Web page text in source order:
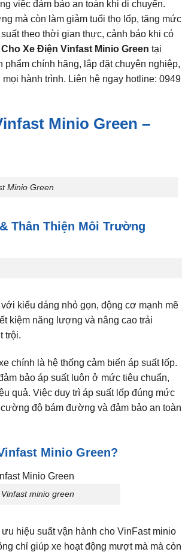
việc đảm bảo an toàn khi di chuyển.
mà còn làm giảm tuổi thọ lốp, tăng mức
theo thời gian thực, cảnh báo khi có
Xe Điện Vinfast Minio Green tại
chính hãng, lắp đặt chuyên nghiệp,
hành trình. Liên hệ ngay hotline: 0949
Minio Green –
Minio Green
Thân Thiện Môi Trường
kiểu dáng nhỏ gọn, động cơ mạnh mẽ
kiệm năng lượng và nâng cao trải
trội.
chính là hệ thống cảm biến áp suất lốp.
bảo áp suất luôn ở mức tiêu chuẩn,
quả. Việc duy trì áp suất lốp đúng mức
độ bám đường và đảm bảo an toàn
Minio Green?
minio green
hiệu suất vận hành cho VinFast minio
chỉ giúp xe hoạt động mượt mà mà còn